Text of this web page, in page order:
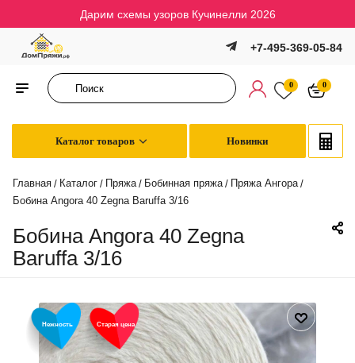
Дарим схемы узоров Кучинелли 2026
+7-495-369-05-84
0 0
Каталог товаров Новинки
Главная / Каталог / Пряжа / Бобинная пряжа / Пряжа Ангора /
Бобина Angora 40 Zegna Baruffa 3/16
Бобина Angora 40 Zegna
Baruffa 3/16
Нежность Старая цена